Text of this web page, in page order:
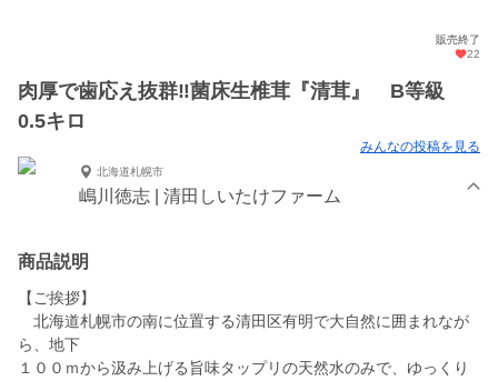
販売終了
22
肉厚で歯応え抜群‼菌床生椎茸『清茸』 B等級
0.5キロ
みんなの投稿を見る
北海道札幌市
嶋川徳志 | 清田しいたけファーム
商品説明
【ご挨拶】
北海道札幌市の南に位置する清田区有明で大自然に囲まれなが
ら、地下
１００ｍから汲み上げる旨味タップリの天然水のみで、ゆっくり